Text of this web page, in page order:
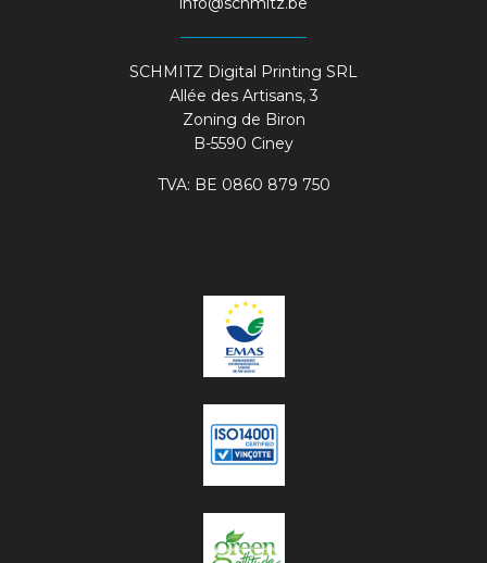
SCHMITZ Digital Printing SRL
Allée des Artisans, 3
Zoning de Biron
B-5590 Ciney
TVA: BE 0860 879 750